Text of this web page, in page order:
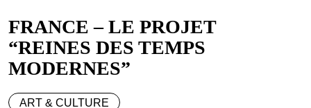
FRANCE – LE PROJET
“REINES DES TEMPS
MODERNES”
ART & CULTURE